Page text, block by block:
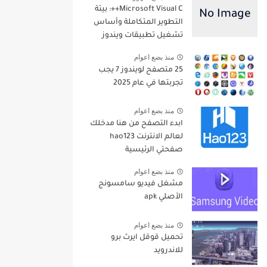
Microsoft Visual C++: بيئة
التطوير المتكاملة وأساس
تشغيل تطبيقات ويندوز
منذ بضع اعوام
25 متصفح لويندوز 7 يجب
تجربتها في عام 2025
منذ بضع اعوام
ابدء التصفح من هنا مدخلك
لعالم الانترنت hao123
صفحتي الرئيسية
منذ بضع اعوام
مشغل فيديو سامسونج
الأصلي apk
منذ بضع اعوام
تحميل قوقل ايرث برو
للاندرويد